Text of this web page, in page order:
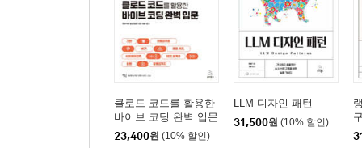
▣ 07장: Agents SDK
__Agents SDK란
__셋업
__에이전트 실행
__핸드오프 실행
__가드레일 실행
클로드 코드를 활용한
바이브 코딩 완벽 입문
23,400원 (10% 할인)
LLM 디자인 패턴
31,500원 (10% 할인)